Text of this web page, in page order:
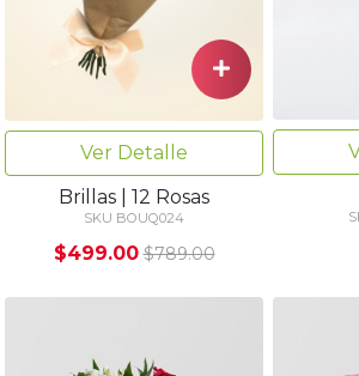
Ver Detalle
Brillas | 12 Rosas
SKU BOUQ024
$499.00 $789.00